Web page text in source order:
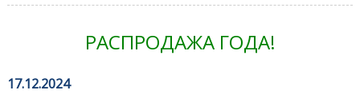
РАСПРОДАЖА ГОДА!
17.12.2024